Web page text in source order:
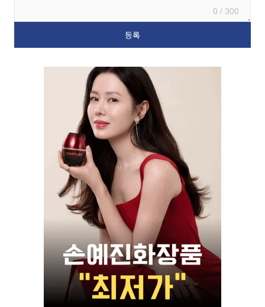
0 / 300